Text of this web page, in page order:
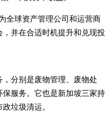
全球资产管理公司和运营商
并在合适时机提升和兑现投
分别是废物管理、废物处
服务。它也是新加坡三家持
垃圾清运。